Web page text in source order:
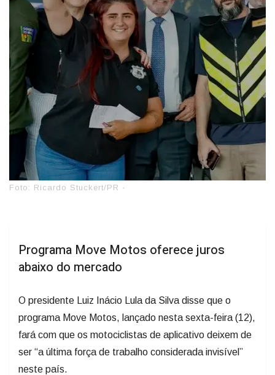
Foto: Ricardo Stuckert/PR -
Programa Move Motos oferece juros
abaixo do mercado
O presidente Luiz Inácio Lula da Silva disse que o
programa Move Motos, lançado nesta sexta-feira (12),
fará com que os motociclistas de aplicativo deixem de
ser “a última força de trabalho considerada invisível”
neste país.